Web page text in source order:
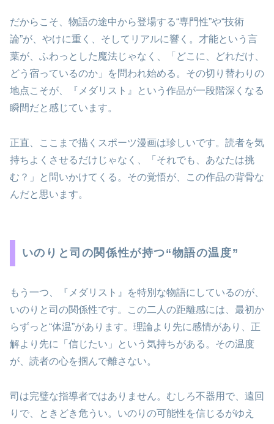
だからこそ、物語の途中から登場する“専門性”や“技術
論”が、やけに重く、そしてリアルに響く。才能という言
葉が、ふわっとした魔法じゃなく、「どこに、どれだけ、
どう宿っているのか」を問われ始める。その切り替わりの
地点こそが、『メダリスト』という作品が一段階深くなる
瞬間だと感じています。
正直、ここまで描くスポーツ漫画は珍しいです。読者を気
持ちよくさせるだけじゃなく、「それでも、あなたは挑
む？」と問いかけてくる。その覚悟が、この作品の背骨な
んだと思います。
いのりと司の関係性が持つ“物語の温度”
もう一つ、『メダリスト』を特別な物語にしているのが、
いのりと司の関係性です。この二人の距離感には、最初か
らずっと“体温”があります。理論より先に感情があり、正
解より先に「信じたい」という気持ちがある。その温度
が、読者の心を掴んで離さない。
司は完璧な指導者ではありません。むしろ不器用で、遠回
りで、ときどき危うい。いのりの可能性を信じるがゆえ